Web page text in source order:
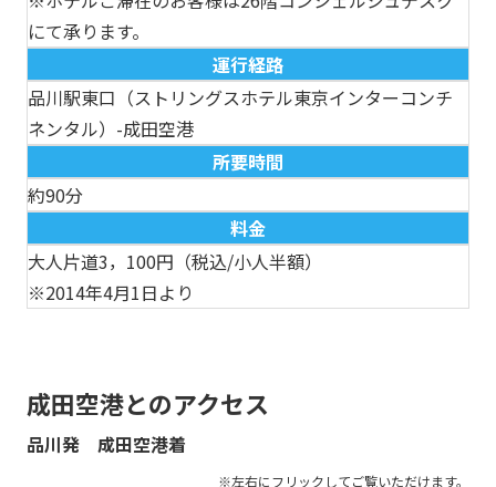
にて承ります。
運行経路
品川駅東口（ストリングスホテル東京インターコンチ
ネンタル）-成田空港
所要時間
約90分
料金
大人片道3，100円（税込/小人半額）
※2014年4月1日より
成田空港とのアクセス
品川発 成田空港着